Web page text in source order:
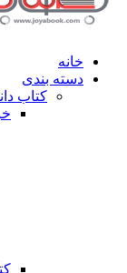
خانه
دسته بندی
کتاب